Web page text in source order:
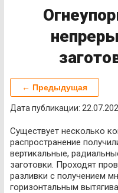
← Предыдущая
Дата публикации:
Существует несколько
распространение
вертикальные,
заготовки. Проходят
разливки с получением
горизонтальным